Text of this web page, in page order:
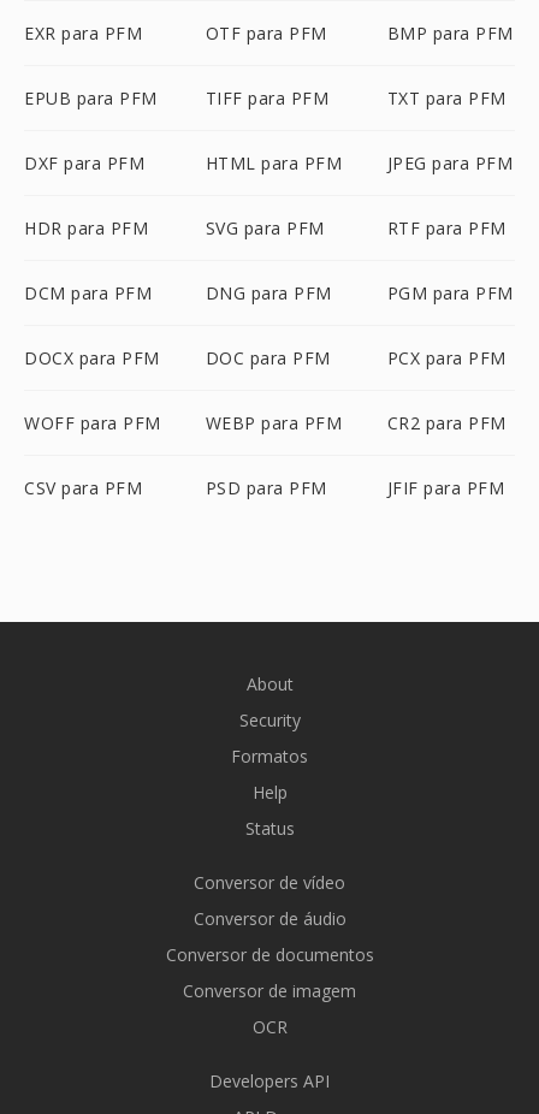
EXR para PFM OTF para PFM BMP para PFM
EPUB para PFM TIFF para PFM TXT para PFM
DXF para PFM HTML para PFM JPEG para PFM
HDR para PFM SVG para PFM RTF para PFM
DCM para PFM DNG para PFM PGM para PFM
DOCX para PFM DOC para PFM PCX para PFM
WOFF para PFM WEBP para PFM CR2 para PFM
CSV para PFM PSD para PFM JFIF para PFM
About
Security
Formatos
Help
Status
Conversor de vídeo
Conversor de áudio
Conversor de documentos
Conversor de imagem
OCR
Developers API